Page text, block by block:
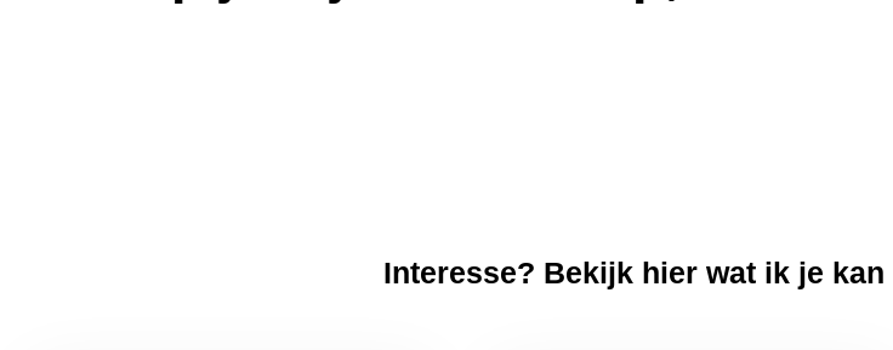
Interesse? Bekijk hier wat ik je kan